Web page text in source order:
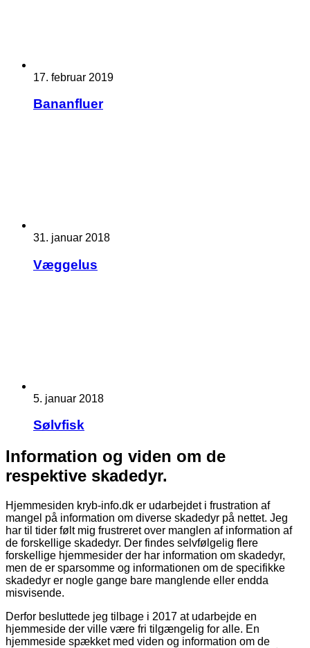
17. februar 2019
Bananfluer
31. januar 2018
Væggelus
5. januar 2018
Sølvfisk
Information og viden om de
respektive skadedyr.
Hjemmesiden kryb-info.dk er udarbejdet i frustration af
mangel på information om diverse skadedyr på nettet. Jeg
har til tider følt mig frustreret over manglen af information af
de forskellige skadedyr. Der findes selvfølgelig flere
forskellige hjemmesider der har information om skadedyr,
men de er sparsomme og informationen om de specifikke
skadedyr er nogle gange bare manglende eller endda
misvisende.
Derfor besluttede jeg tilbage i 2017 at udarbejde en
hjemmeside der ville være fri tilgængelig for alle. En
hjemmeside spækket med viden og information om de